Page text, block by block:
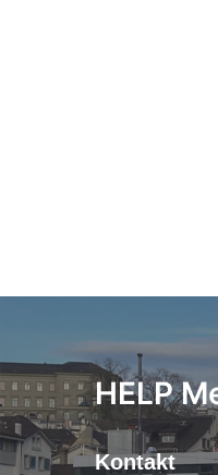
HELP
Kontakt